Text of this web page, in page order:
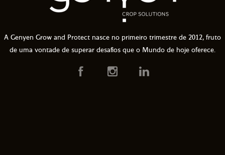
A Genyen Grow and Protect nasce no primeiro trimestre de 2012, fruto
de uma vontade de superar desafios que o Mundo de hoje oferece.